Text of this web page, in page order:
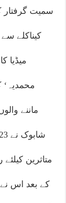
سمیت گرفتار
کیناکلے
میڈیا
محمدیہ‘
متاثرین
کے بعد اس